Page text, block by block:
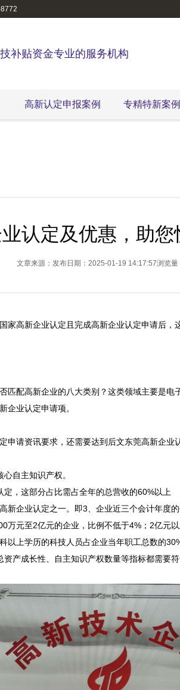
补贴资金专业的服务机构
高新认定申报案例 专精特新案例
认定及优惠，助
文章来源： 发布日期：2025-01-19 14:17:57浏览量
家高新企业认定且完成高新企业认定申请后
匹配高新企业的八大类别？这类领域主要是
企业认定申请项。
请资讯要求，还需要达到后文东莞高新企业
自主知识产权。
，这部分占比需占全年的总营收的60%以上
企业认定之一。即3、企业近三个会计年度
元至2亿元的企业，比例不低于4%；2亿元以
上学历的科技人员占企业当年职工总数的
产成长性、自主知识产权数量等指标都需要